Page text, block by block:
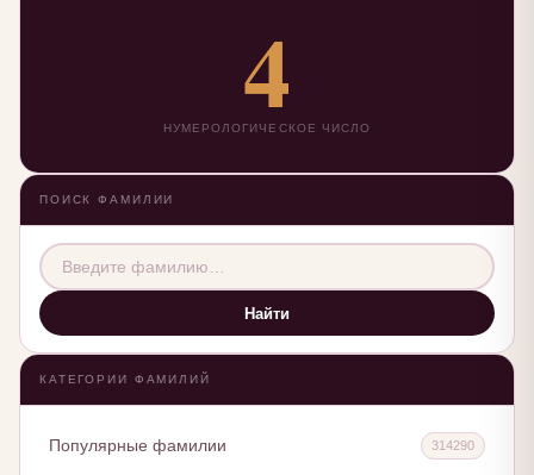
4
НУМЕРОЛОГИЧЕСКОЕ ЧИСЛО
ПОИСК ФАМИЛИИ
Найти
КАТЕГОРИИ ФАМИЛИЙ
Популярные фамилии 314290